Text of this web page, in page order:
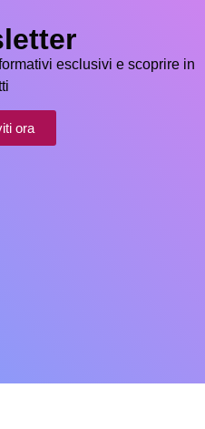
esclusivi e scoprire in
ora